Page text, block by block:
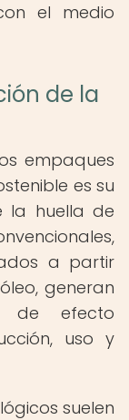
el medio
de la
empaques
es su
la huella de
a partir
generan
de efecto
uso y
suelen